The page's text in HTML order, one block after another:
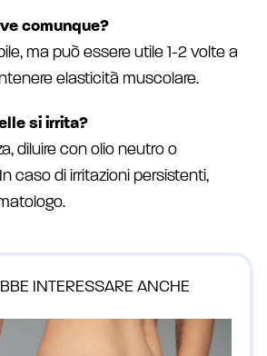
comunque?
ma può essere utile 1-2 volte a
elasticità muscolare.
si irrita?
diluire con olio neutro o
caso di irritazioni persistenti,
INTERESSARE ANCHE